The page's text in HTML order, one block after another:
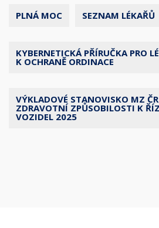
PLNÁ MOC SEZNAM LÉKAŘŮ
KYBERNETICKÁ PŘÍRUČKA PRO
K OCHRANĚ ORDINACE
VÝKLADOVÉ STANOVISKO MZ
ZDRAVOTNÍ ZPŮSOBILOSTI K
VOZIDEL 2025